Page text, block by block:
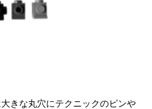
きな丸穴にテクニックのピンや